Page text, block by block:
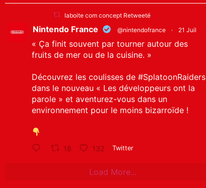
laboite com concept Retweeté
Nintendo France @nintendofrance · 21 Juil
« Ça finit souvent par tourner autour des
fruits de mer ou de la cuisine. »
Découvrez les coulisses de #SplatoonRaiders
dans le nouveau « Les développeurs ont la
parole » et aventurez-vous dans un
environnement pour le moins bizarroïde !
18 132 Twitter
Load More...